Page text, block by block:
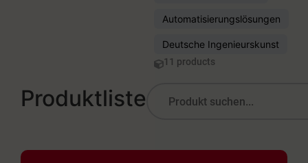
Automatisierungslösungen
Deutsche Ingenieurskunst
11 products
Produktliste